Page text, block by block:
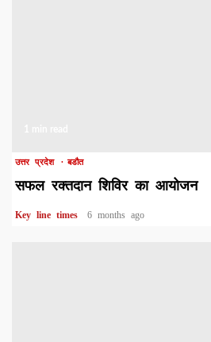
उत्तर प्रदेश बडौत
सफल रक्तदान शिविर का आयोजन
Key line times 6 months ago